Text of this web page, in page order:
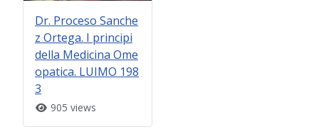
Dr. Proceso Sanche
z Ortega. I principi
della Medicina Ome
opatica. LUIMO 198
3
905 views